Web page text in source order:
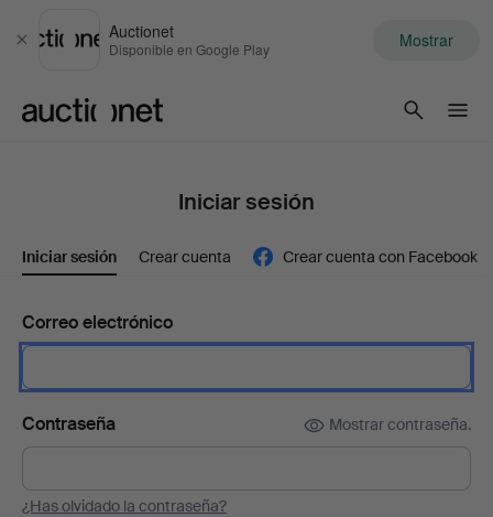
Cerrar
Auctionet
Disponible en Google Play Mostrar
Iniciar sesión
Iniciar sesión Crear cuenta Crear cuenta con Facebook
Correo electrónico
Contraseña Mostrar contraseña.
¿Has olvidado la contraseña?